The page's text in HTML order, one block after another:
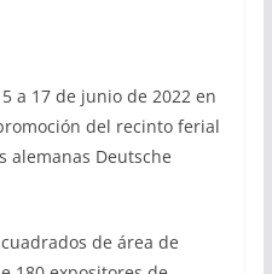
a 17 de junio de 2022 en
del recinto ferial
alemanas Deutsche
de área de